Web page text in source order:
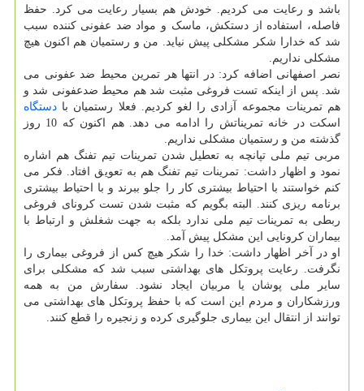
باشد و رعایت می کردیم. خودش هم بسیار رعایت می کرد. حفظ
فاصله، استفاده از دستکش، ماسک و مواد ضد عفونی کننده سبب
شد که خدارا شکر مشکلی پیش نیاید. من و رستمیان هم اکنون هیچ
مشکلی نداریم.
نصر اصفهانی اضافه کرد: در انتها هر تمرین محیط ضد عفونی می
شد. پس از اینکه تست فروغی مثبت شد هم محیط ضدعفونی شد و
هم تمرینات مجموعه آزادی را لغو کردیم. فعلا رستمیان با دستگاه
اسکت در خانه تمریناتش را ادامه می دهد. هم اکنون که 10 روز
گذشته من و رستمیان مشکلی نداریم.
مربی تیم ملی تپانچه به تعطیل شدن تمرینات تیم تفنگ هم اشاره
نمود و اظهار داشت: تمرینات تیم تفنگ هم به تعویق افتاد. فکر می
کنم خواستند با احتیاط بیشتری کار را جلو ببرند و با احتیاط بیشتری
برنامه ریزی کنند. البته بگویم که مثبت شدن تست کرونای فروغی
ربطی به تمرینات تیم ملی ندارد بلکه به جهت شغلش و ارتباط با
بیماران کرونایی این مشکل پیش آمد.
او در آخر اظهار داشت: خدا را شکر هیچ کس از فروغی بیماری را
نگرفت. رعایت پروتکل های بهداشتی سبب شد که مشکلی برای
سایر ملی پوشان یا مربیان ایجاد نشود. سفارش من به همه
ورزشکاران و مردم این است که با حفظ پروتکل های بهداشتی می
توانند از انتقال این بیماری جلوگیری کرده و زنجیره را قطع کنند.